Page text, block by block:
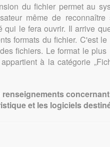
du fichier permet au
même de
qui le fera ouvrir. Il arrive
formats du fichier. C'est
fichiers. Le format le
appartient à la catégorie
et les logiciels